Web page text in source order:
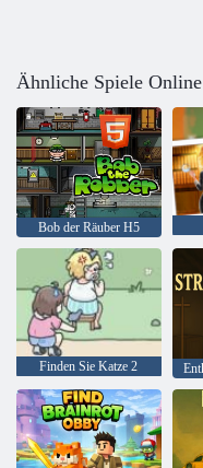
Ähnliche Spiele Online
Bob der Räuber H5
Finden Sie Katze 2